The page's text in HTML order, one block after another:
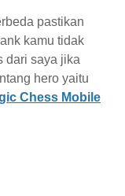
pastikan
kamu tidak
dari saya jika
hero yaitu
Chess Mobile